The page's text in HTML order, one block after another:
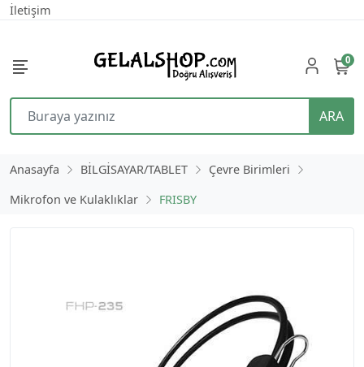
İletişim
ARA
0
Anasayfa BİLGİSAYAR/TABLET
Çevre Birimleri
Mikrofon ve Kulaklıklar
FRISBY